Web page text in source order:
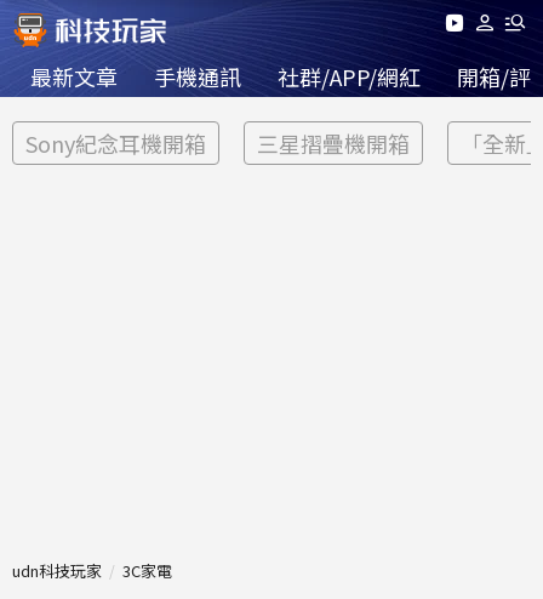
最新文章 手機通訊 社群/APP/網紅 開箱/評
Sony紀念耳機開箱 三星摺疊機開箱 「全新
udn科技玩家 3C家電